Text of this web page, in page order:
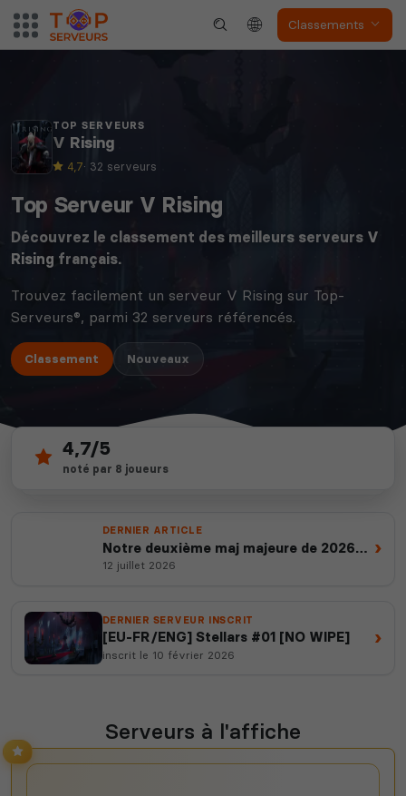
Classements
TOP SERVEURS
V Rising
4,7· 32 serveurs
Top Serveur V Rising
Découvrez le classement des meilleurs serveurs V
Rising français.
Trouvez facilement un serveur V Rising sur Top-
Serveurs®, parmi 32 serveurs référencés.
Classement Nouveaux
32
serveurs actifs
depuis 2012
4,7/5
noté par 8 joueurs
DERNIER ARTICLE
Notre deuxième maj majeure de 2026
est en ligne
12 juillet 2026
›
DERNIER SERVEUR INSCRIT
[EU-FR/ENG] Stellars #01 [NO WIPE]
inscrit le 10 février 2026
›
Serveurs à l'affiche